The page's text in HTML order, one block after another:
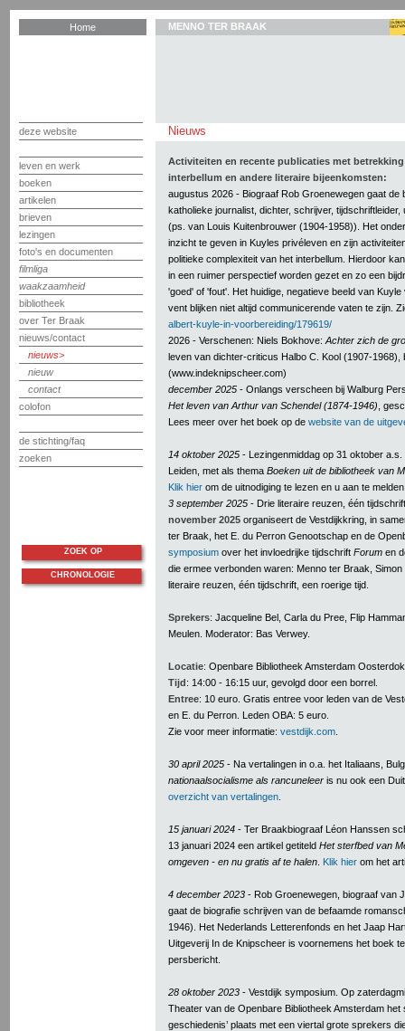
Home
deze website
leven en werk
boeken
artikelen
brieven
lezingen
foto's en documenten
filmliga
waakzaamheid
bibliotheek
over Ter Braak
nieuws/contact
nieuws
nieuw
contact
colofon
de stichting/faq
zoeken
MENNO TER BRAAK
Nieuws
Activiteiten en recente publicaties met
interbellum en andere literaire bijeenkomsten:
augustus 2026 - Biograaf Rob Groenewegen gaat de
katholieke journalist, dichter, schrijver,
(ps. van Louis Kuitenbrouwer (1904-1958)). Het
inzicht te geven in Kuyles privéleven en zijn
politieke complexiteit van het interbellum. Hierdoor
in een ruimer perspectief worden gezet en zo een
'goed' of 'fout'. Het huidige, negatieve beeld van
vent blijken niet altijd communicerende vaten te zijn.
albert-kuyle-in-voorbereiding/179619/
2026 - Verschenen: Niels Bokhove: Achter zich de
leven van dichter-criticus Halbo C. Kool (1907-1968),
(www.indeknipscheer.com)
december 2025 - Onlangs verscheen bij Walburg
Het leven van Arthur van Schendel (1874-1946) ,
Lees meer over het boek op de website van de
14 oktober 2025 - Lezingenmiddag op 31 oktober
Leiden, met als thema Boeken uit de bibliotheek van
Klik hier om de uitnodiging te lezen en u aan te
3 september 2025 - Drie literaire reuzen, één
november 2025 organiseert de Vestdijkkring, in
ter Braak, het E. du Perron Genootschap en de
symposium over het invloedrijke tijdschrift Forum en
die ermee verbonden waren: Menno ter Braak,
literaire reuzen, één tijdschrift, een roerige tijd.
Sprekers: Jacqueline Bel, Carla du Pree, Flip
Meulen. Moderator: Bas Verwey.
Locatie: Openbare Bibliotheek Amsterdam
Tijd: 14:00 - 16:15 uur, gevolgd door een borrel.
Entree: 10 euro. Gratis entree voor leden van de
en E. du Perron. Leden OBA: 5 euro.
Zie voor meer informatie: vestdijk.com
30 april 2025 - Na vertalingen in o.a. het Italiaans,
nationaalsocialisme als rancuneleer is nu ook een
overzicht van vertalingen
15 januari 2024 - Ter Braakbiograaf Léon Hanssen
13 januari 2024 een artikel getiteld Het sterfbed van
omgeven - en nu gratis af te halen Klik hier om het
4 december 2023 - Rob Groenewegen, biograaf van
gaat de biografie schrijven van de befaamde
1946). Het Nederlands Letterenfonds en het Jaap
Uitgeverij In de Knipscheer is voornemens het boek
persbericht.
28 oktober 2023 - Vestdijk symposium. Op
Theater van de Openbare Bibliotheek Amsterdam het
geschiedenis’ plaats met een viertal grote sprekers
ZOEK OP
CHRONOLOGIE